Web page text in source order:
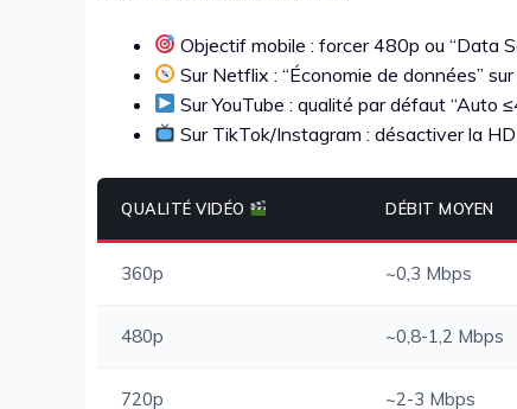
Objectif mobile : forcer 480p ou “Data
Sur Netflix : “Économie de données”
Sur YouTube : qualité par défaut “Auto
Sur TikTok/Instagram : désactiver la
QUALITÉ VIDÉO DÉBIT MOYEN
360p ~0,3 Mbps
480p ~0,8-1,2 Mbps
720p ~2-3 Mbps